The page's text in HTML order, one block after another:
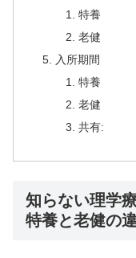
特養
老健
入所期間
特養
老健
共有:
知らない理学
特養と老健の